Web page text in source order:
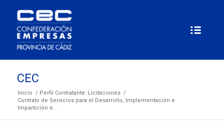
CEC
Inicio / Perfil Contratante: Licitaciones /
Contrato de Servicios para el Desarrollo, Implementación e
Impartición e...